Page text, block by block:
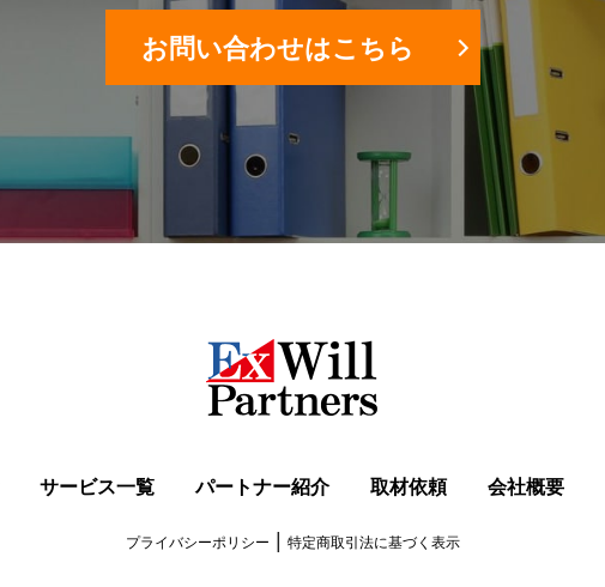
お問い合わせはこちら
サービス一覧 パートナー紹介 取材依頼 会社概要
プライバシーポリシー 特定商取引法に基づく表示